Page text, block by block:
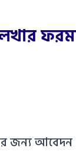
জন্য আবেদন